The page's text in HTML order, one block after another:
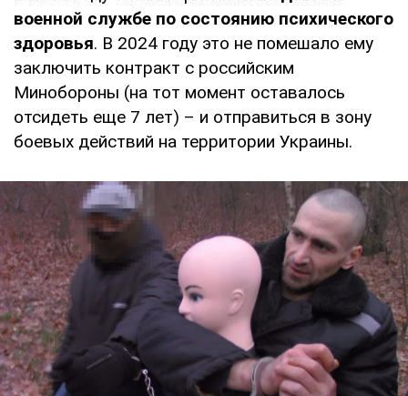
военной службе по состоянию психического
здоровья. В 2024 году это не помешало ему
заключить контракт с российским
Минобороны (на тот момент оставалось
отсидеть еще 7 лет) – и отправиться в зону
боевых действий на территории Украины.